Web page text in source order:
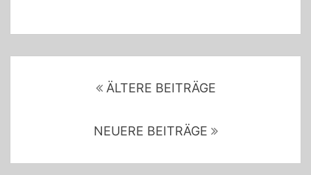
ÄLTERE BEITRÄGE
NEUERE BEITRÄGE